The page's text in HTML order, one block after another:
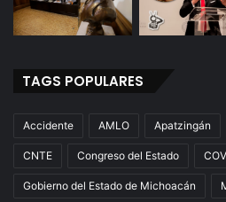
TAGS POPULARES
Accidente AMLO Apatzingán
CNTE Congreso del Estado
Gobierno del Estado de Michoacán